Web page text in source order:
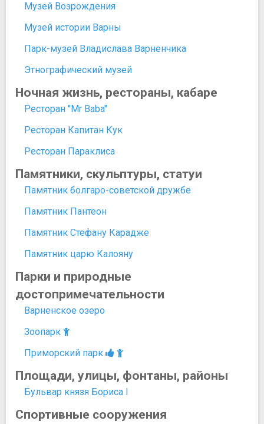
Музей Возрождения
Музей истории Варны
Парк-музей Владислава Варненчика
Этнографический музей
Ночная жизнь, рестораны, кабаре
Ресторан "Mr Baba"
Ресторан Капитан Кук
Ресторан Параклиса
Памятники, скульптуры, статуи
Памятник болгаро-советской дружбе
Памятник Пантеон
Памятник Стефану Карадже
Памятник царю Калояну
Парки и природные
достопримечательности
Варненское озеро
Зоопарк
Приморский парк
Площади, улицы, фонтаны, районы
Бульвар князя Бориса I
Спортивные сооружения